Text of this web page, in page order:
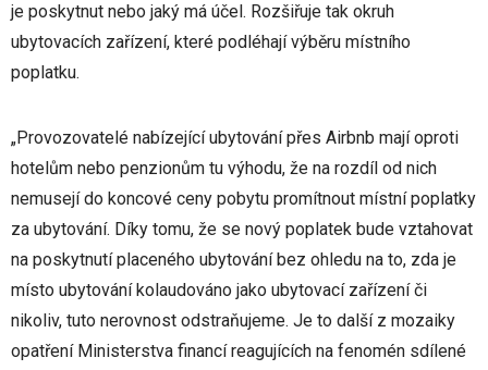
je poskytnut nebo jaký má účel. Rozšiřuje tak okruh
ubytovacích zařízení, které podléhají výběru místního
poplatku.
„Provozovatelé nabízející ubytování přes Airbnb mají oproti
hotelům nebo penzionům tu výhodu, že na rozdíl od nich
nemusejí do koncové ceny pobytu promítnout místní poplatky
za ubytování. Díky tomu, že se nový poplatek bude vztahovat
na poskytnutí placeného ubytování bez ohledu na to, zda je
místo ubytování kolaudováno jako ubytovací zařízení či
nikoliv, tuto nerovnost odstraňujeme. Je to další z mozaiky
opatření Ministerstva financí reagujících na fenomén sdílené